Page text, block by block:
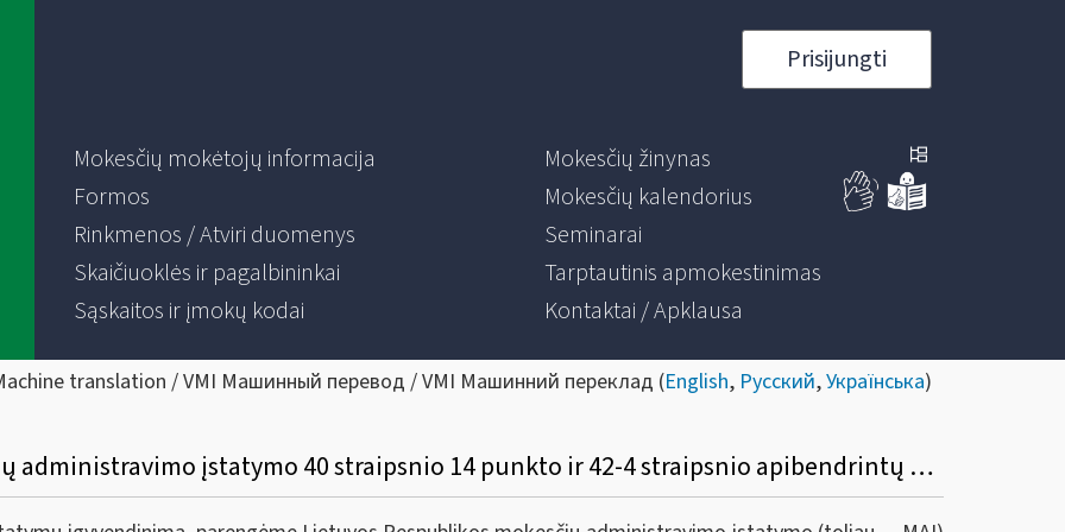
Prisijungti
Mokesčių mokėtojų informacija
Formos
Rinkmenos / Atviri duomenys
Skaičiuoklės ir pagalbininkai
Sąskaitos ir įmokų kodai
Mokesčių žinynas
Mokesčių kalendorius
Seminarai
Tarptautinis apmokestinimas
Kontaktai / Apklausa
translation / VMI Машинный перевод / VMI Машинний переклад (English, Русский,Українська)
Informacinis pranešimas dėl mokesčių administravimo įstatymo 40 straipsnio 14 punkto ir 42-4 straipsnio apibendrintų paaiškinimų (komentarų) parengimo